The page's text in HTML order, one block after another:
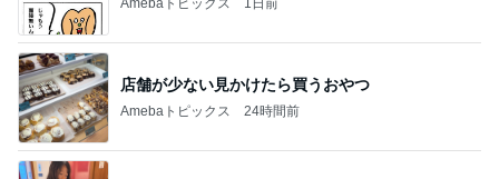
店舗が少ない見かけたら買うおやつ
Amebaトピックス 24時間前